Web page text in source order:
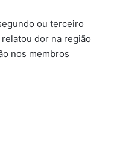
ou terceiro
dor na região
nos membros